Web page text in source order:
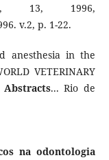
13, 1996,
v.2, p. 1-22.
anesthesia in the
VETERINARY
Abstracts... Rio de
na odontologia